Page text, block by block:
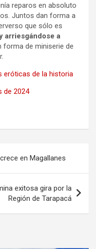
reparos en absoluto
Juntos dan forma a
que sólo es
arriesgándose a
forma de miniserie de
eróticas de la historia
de 2024
en Magallanes
exitosa gira por la
Región de Tarapacá